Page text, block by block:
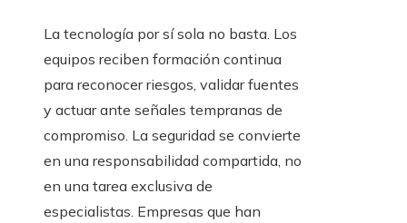
La tecnología por sí sola no basta. Los
equipos reciben formación continua
para reconocer riesgos, validar fuentes
y actuar ante señales tempranas de
compromiso. La seguridad se convierte
en una responsabilidad compartida, no
en una tarea exclusiva de
especialistas. Empresas que han